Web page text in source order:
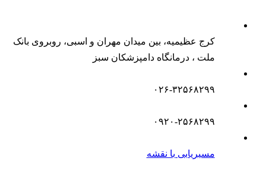
کرج عظیمیه، بین میدان مهران و اسبی، روبروی بانک
ملت ، درمانگاه دامپزشکان سبز
۰۲۶-۳۲۵۶۸۲۹۹
۰۹۲۰-۲۵۶۸۲۹۹
مسیریابی با نقشه